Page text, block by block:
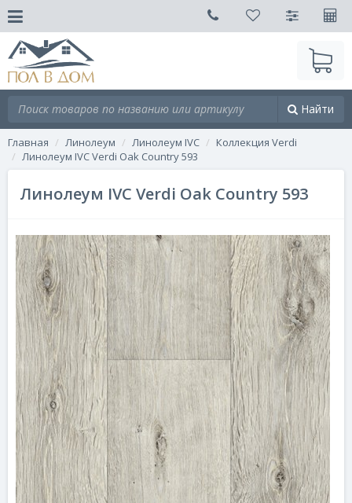
Найти
Главная Линолеум Линолеум IVC
Коллекция Verdi
Линолеум IVC Verdi Oak Country 593
Линолеум IVC Verdi Oak Country 593